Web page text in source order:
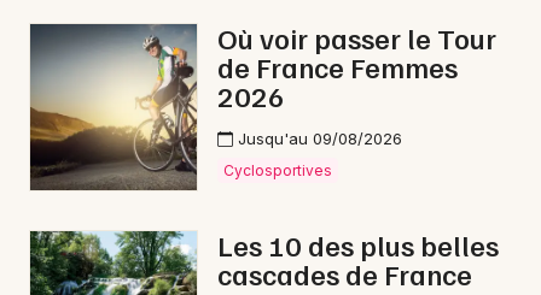
Concerts
Sports
Soirées
Sorties famille
Expos
Nice
Paris
Strasbourg
Toulouse
Où voir passer le Tour
de France Femmes
2026
Jusqu'au 09/08/2026
Cyclosportives
Les 10 des plus belles
cascades de France